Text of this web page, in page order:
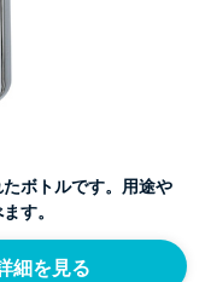
ボトルです。用途や
す。
細を見る